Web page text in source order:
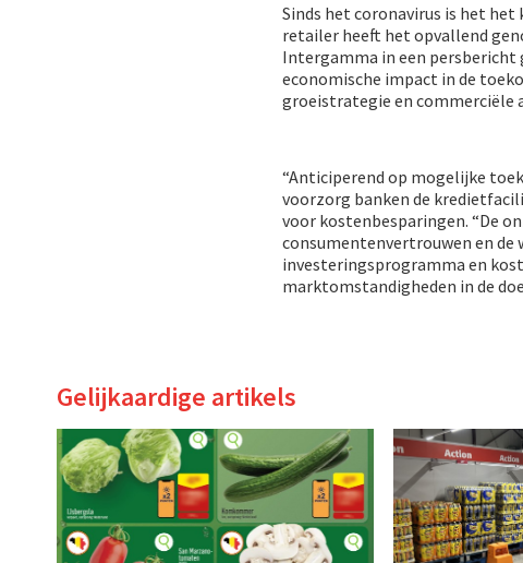
Sinds het coronavirus is het
retailer heeft het opvallend
Intergamma in een persbericht
economische impact in de
groeistrategie en commerciële
“Anticiperend op mogelijke
voorzorg banken de
voor kostenbesparingen. “De
consumentenvertrouwen en
investeringsprogramma en
marktomstandigheden in de
Gelijkaardige artikels